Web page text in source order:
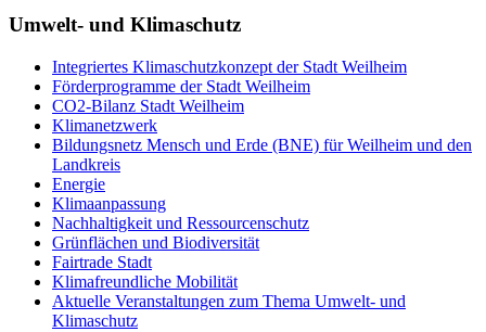
Umwelt- und Klimaschutz
Integriertes Klimaschutzkonzept der Stadt Weilheim
Förderprogramme der Stadt Weilheim
CO2-Bilanz Stadt Weilheim
Klimanetzwerk
Bildungsnetz Mensch und Erde (BNE) für Weilheim und den
Landkreis
Energie
Klimaanpassung
Nachhaltigkeit und Ressourcenschutz
Grünflächen und Biodiversität
Fairtrade Stadt
Klimafreundliche Mobilität
Aktuelle Veranstaltungen zum Thema Umwelt- und
Klimaschutz